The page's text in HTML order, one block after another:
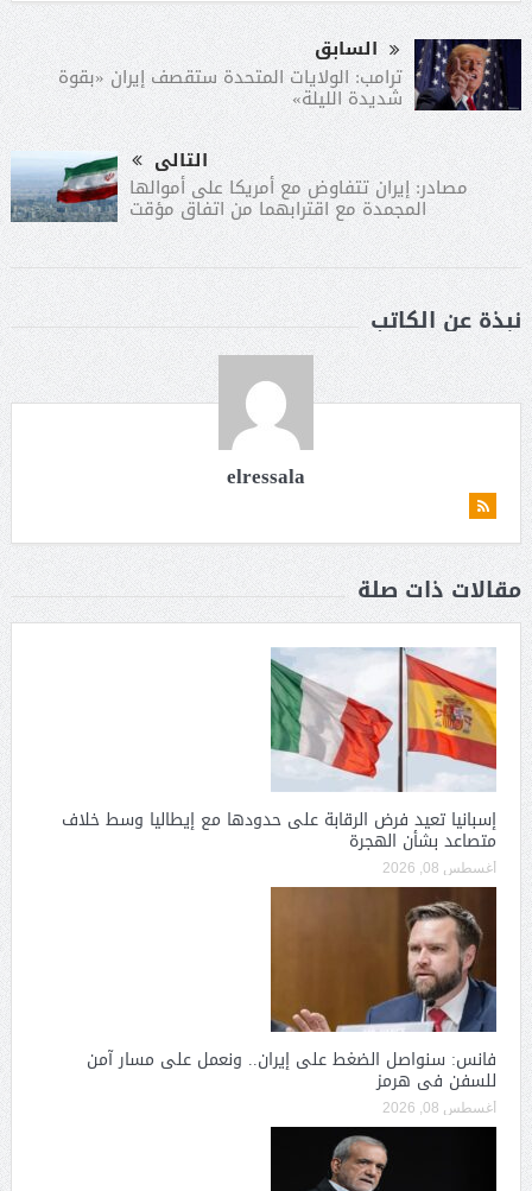
السابق
ترامب: الولايات المتحدة ستقصف إيران «بقوة
شديدة الليلة»
التالى
مصادر: إيران تتفاوض مع أمريكا على أموالها
المجمدة مع اقترابهما من اتفاق مؤقت
نبذة عن الكاتب
elressala
مقالات ذات صلة
إسبانيا تعيد فرض الرقابة على حدودها مع إيطاليا وسط خلاف
متصاعد بشأن الهجرة
أغسطس 08, 2026
فانس: سنواصل الضغط على إيران.. ونعمل على مسار آمن
للسفن فى هرمز
أغسطس 08, 2026